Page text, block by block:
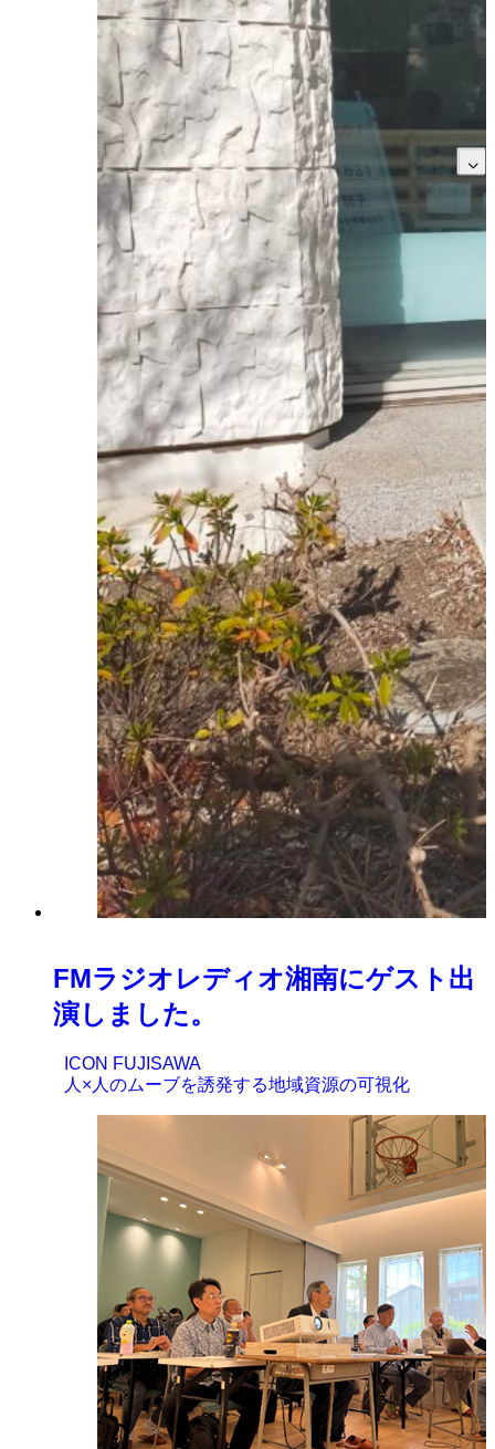
FMラジオレディオ湘南にゲスト出
演しました。
ICON FUJISAWA
人×人のムーブを誘発する地域資源の可視化